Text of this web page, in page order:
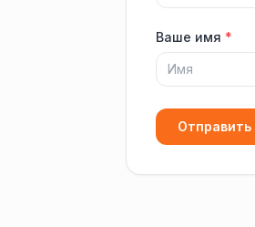
Ваше имя *
Отправить